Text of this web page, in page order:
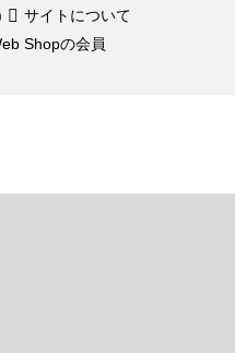
サイトについて
Shopの会員